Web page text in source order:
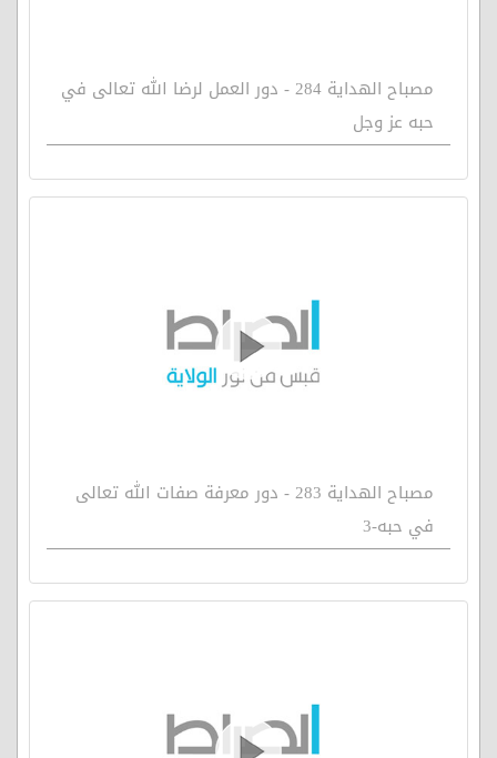
مصباح الهداية 284 - دور العمل لرضا الله تعالى في
حبه عز وجل
مصباح الهداية 283 - دور معرفة صفات الله تعالى
في حبه-3